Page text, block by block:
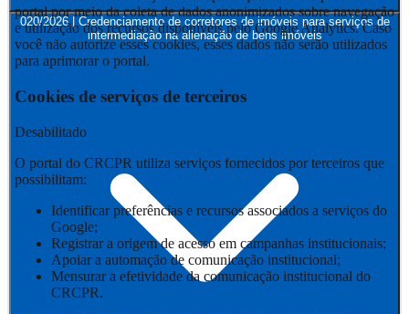
020/2026 | Credenciamento de corretores de imóveis para serviços de
intermediação na alienação de bens imóveis
portal por meio da coleta de dados anonimizados sobre navegação
e utilização dos recursos disponíveis pelo Google Analytics. Caso
você não autorize esses cookies, esses dados não serão utilizados
para aprimorar o portal.
Cookies de serviços de terceiros
Desabilitado
O portal do CRCPR utiliza serviços fornecidos por terceiros que
possibilitam:
Identificar preferências e recursos associados a serviços do
Google;
Registrar a origem de acesso em campanhas institucionais;
Apoiar a automação de comunicação institucional;
Mensurar a efetividade da comunicação institucional do
CRCPR.